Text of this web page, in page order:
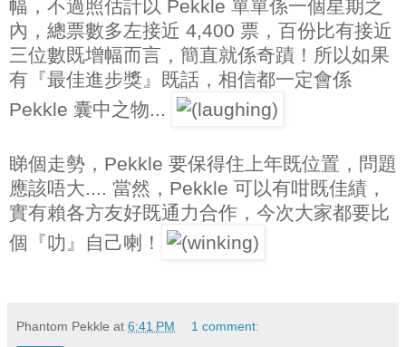
幅，不過照估計以 Pekkle 單單係一個星期之
內，總票數多左接近 4,400 票，百份比有接近
三位數既增幅而言，簡直就係奇蹟！所以如果
有『最佳進步獎』既話，相信都一定會係
Pekkle 囊中之物...
睇個走勢，Pekkle 要保得住上年既位置，問題
應該唔大.... 當然，Pekkle 可以有咁既佳績，
實有賴各方友好既通力合作，今次大家都要比
個『叻』自己喇！
Phantom Pekkle at 6:41 PM 1 comment: